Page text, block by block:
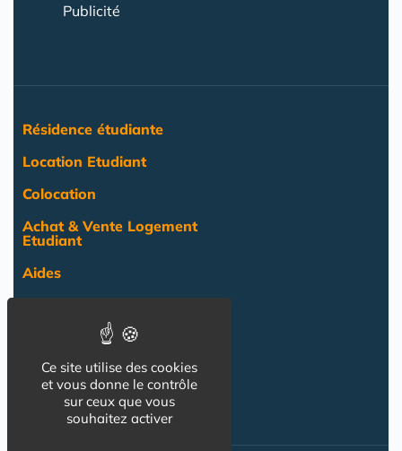
Publicité
Résidence étudiante
Location Etudiant
Colocation
Achat & Vente Logement
Etudiant
Aides
Pro
NOS AUTRES SITES :
Ce site utilise des cookies
et vous donne le contrôle
sur ceux que vous
souhaitez activer